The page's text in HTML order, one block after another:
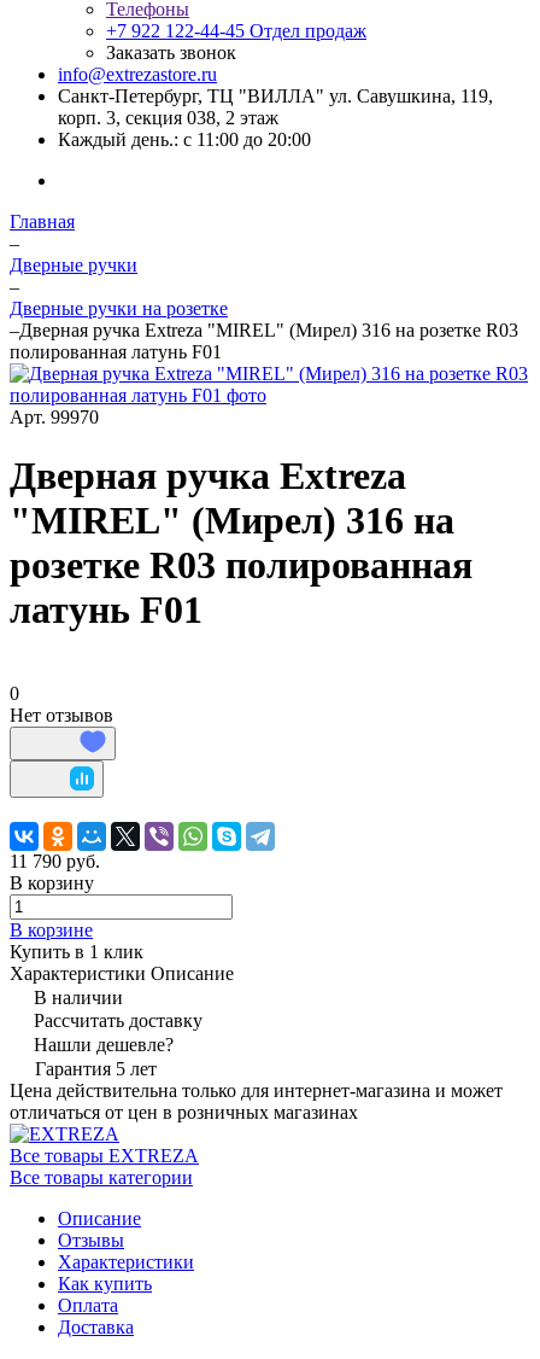
Телефоны
+7 922 122-44-45 Отдел продаж
Заказать звонок
info@extrezastore.ru
Санкт-Петербург, ТЦ "ВИЛЛА" ул. Савушкина, 119,
корп. 3, секция 038, 2 этаж
Каждый день.: с 11:00 до 20:00
Главная
–
Дверные ручки
–
Дверные ручки на розетке
–Дверная ручка Extreza "MIREL" (Мирел) 316 на розетке R03
полированная латунь F01
Арт. 99970
Дверная ручка Extreza
"MIREL" (Мирел) 316 на
розетке R03 полированная
латунь F01
0
Нет отзывов
11 790 руб.
В корзину
В корзине
Купить в 1 клик
Характеристики Описание
В наличии
Рассчитать доставку
Нашли дешевле?
Гарантия 5 лет
Цена действительна только для интернет-магазина и может
отличаться от цен в розничных магазинах
Все товары EXTREZA
Все товары категории
Описание
Отзывы
Характеристики
Как купить
Оплата
Доставка